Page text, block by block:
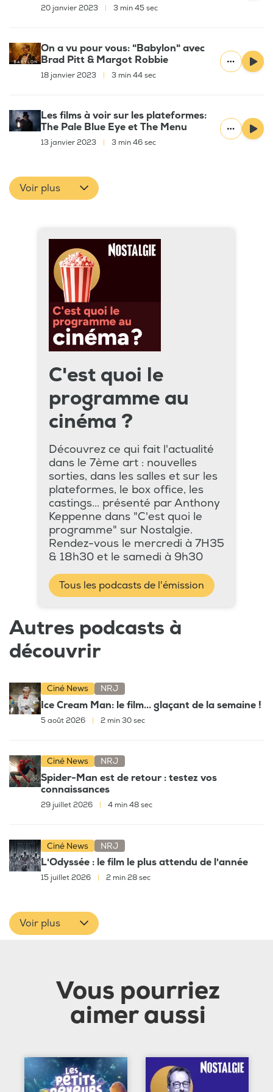
20 janvier 2023 3 min 45 sec
On a vu pour vous: "Babylon" avec
Brad Pitt & Margot Robbie
18 janvier 2023 3 min 44 sec
Les films à voir sur les plateformes:
The Pale Blue Eye et The Menu
13 janvier 2023 3 min 46 sec
Voir plus
C'est quoi le
programme au
cinéma ?
Découvrez ce qui fait l'actualité
dans le 7ème art : nouvelles
sorties, dans les salles et sur les
plateformes, le box office, les
castings... présenté par Anthony
Keppenne dans "C'est quoi le
programme" sur Nostalgie.
Rendez-vous le mercredi à 7H35
& 18h30 et le samedi à 9h30
Tous les podcasts de l'émission
Autres podcasts à
découvrir
Ciné News NRJ
Ice Cream Man: le film... glaçant de la semaine !
5 août 2026 2 min 30 sec
Ciné News NRJ
Spider-Man est de retour : testez vos
connaissances
29 juillet 2026 4 min 48 sec
Ciné News NRJ
L'Odyssée : le film le plus attendu de l'année
15 juillet 2026 | 2 min 28 sec
Voir plus
Vous pourriez
aimer aussi